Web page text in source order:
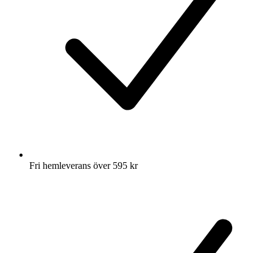
Fri hemleverans över 595 kr